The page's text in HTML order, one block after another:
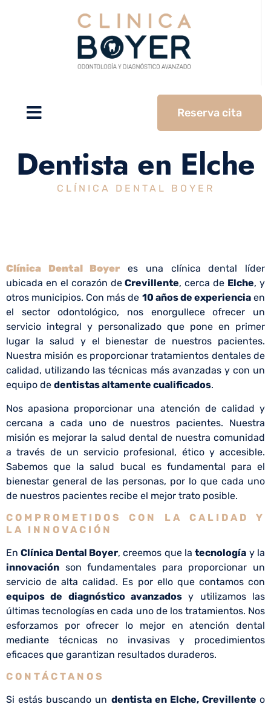
Reserva cita
Dentista en Elche
CLÍNICA DENTAL BOYER
Clínica Dental Boyer es una clínica dental líder
ubicada en el corazón deCrevillente, cerca de Elche, y
otros municipios. Con más de 10 años de experienciaen
el sector odontológico, nos enorgullece ofrecer un
servicio integral y personalizado que pone en primer
lugar la salud y el bienestar de nuestros pacientes.
Nuestra misión es proporcionar tratamientos dentales de
calidad, utilizando las técnicas más avanzadas y con un
equipo de dentistas altamente cualificados.
Nos apasiona proporcionar una atención de calidad y
cercana a cada uno de nuestros pacientes. Nuestra
misión es mejorar la salud dental de nuestra comunidad
a través de un servicio profesional, ético y accesible.
Sabemos que la salud bucal es fundamental para el
bienestar general de las personas, por lo que cada uno
de nuestros pacientes recibe el mejor trato posible.
COMPROMETIDOS CON LA CALIDAD Y
LA INNOVACIÓN
EnClínica Dental Boyer, creemos que latecnología y la
innovación son fundamentales para proporcionar un
servicio de alta calidad. Es por ello que contamos con
equipos de diagnóstico avanzados y utilizamos las
últimas tecnologías en cada uno de los tratamientos. Nos
esforzamos por ofrecer lo mejor en atención dental
mediante técnicas no invasivas y procedimientos
eficaces que garantizan resultados duraderos.
CONTÁCTANOS
Si estás buscando un dentista en Elche, Crevillente o